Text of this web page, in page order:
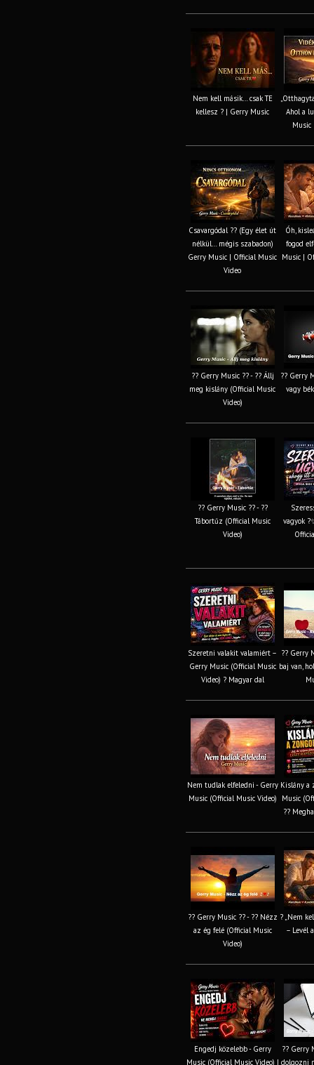
Nem kell másik… csak TE
kellesz ? | Gerry Music
Ahol a
Music
Csavargódal ?? (Egy élet út
nélkül… mégis szabadon)
Gerry Music | Official Music
Video
Óh,
fogod
Music |
?? Gerry Music ?? - ?? Állj
meg kislány (Official Music
Video)
?? Gerry
vagy
?? Gerry Music ?? - ??
Tábortűz (Official Music
Video)
vagyok
Szeretni valakit valamiért –
Gerry Music (Official Music
Video) ? Magyar dal
?? Gerry
baj van,
Nem tudlak elfeledni - Gerry
Music (Official Music Video)
Kislány a
Music
??
?? Gerry Music ?? - ?? Nézz
az ég felé (Official Music
Video)
? „Nem
– Levél
Engedj közelebb - Gerry
Music (Official Music Video) |
?? Gerry
dolgozni